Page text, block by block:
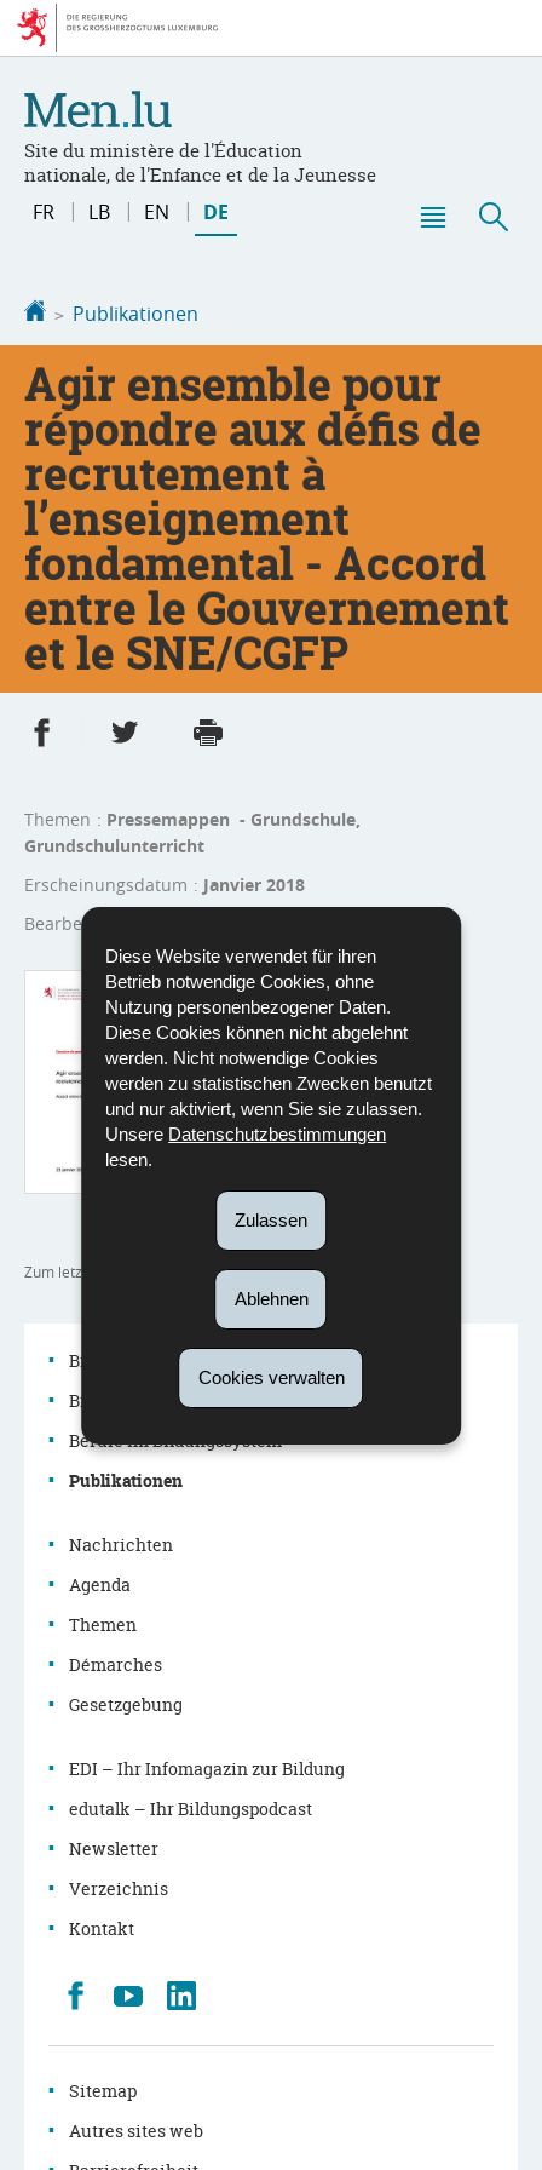
Diese Website verwendet für ihren
Betrieb notwendige Cookies, ohne
Nutzung personenbezogener Daten.
Diese Cookies können nicht abgelehnt
werden. Nicht notwendige Cookies
werden zu statistischen Zwecken benutzt
und nur aktiviert, wenn Sie sie zulassen.
Unsere Datenschutzbestimmungen
lesen.
Zulassen
Ablehnen
Cookies verwalten
Zur
Navigation
Zum
Inhalt
Site du ministère de l'Éducation
nationale, de l'Enfance et de la Jeunesse
Sprache
wechseln
FR LB EN DE
Startseite
Publikationen
Agir ensemble pour
répondre aux défis de
recrutement à
l’enseignement
fondamental - Accord
entre le Gouvernement
et le SNE/CGFP
Partager sur Facebook
Partager sur Twitter
Themen
Pressemappen - Grundschule,
Grundschulunterricht
Erscheinungsdatum
Janvier 2018
Bearbeitet von
Sprache :Französisch
Pdf - 387 KB - 5 Seite(n)
Herunterladen
Zum letzten Mal aktualisiert am03/03/2023
Navigationsmenü
Bildungssystem
Bildungspolitik
Berufe im Bildungssystem
Publikationen
Nachrichten
Agenda
Themen
Démarches
Gesetzgebung
EDI – Ihr Infomagazin zur Bildung
edutalk – Ihr Bildungspodcast
Newsletter
Verzeichnis
Kontakt
Retrouvez
nous
Youtube
Sitemap
Autres sites web